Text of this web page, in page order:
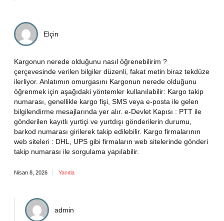
Elçin
Kargonun nerede olduğunu nasıl öğrenebilirim ?
çerçevesinde verilen bilgiler düzenli, fakat metin biraz tekdüze
ilerliyor. Anlatımın omurgasını Kargonun nerede olduğunu
öğrenmek için aşağıdaki yöntemler kullanılabilir: Kargo takip
numarası, genellikle kargo fişi, SMS veya e-posta ile gelen
bilgilendirme mesajlarında yer alır. e-Devlet Kapısı : PTT ile
gönderilen kayıtlı yurtiçi ve yurtdışı gönderilerin durumu,
barkod numarası girilerek takip edilebilir. Kargo firmalarının
web siteleri : DHL, UPS gibi firmaların web sitelerinde gönderi
takip numarası ile sorgulama yapılabilir.
Nisan 8, 2026 Yanıtla
admin